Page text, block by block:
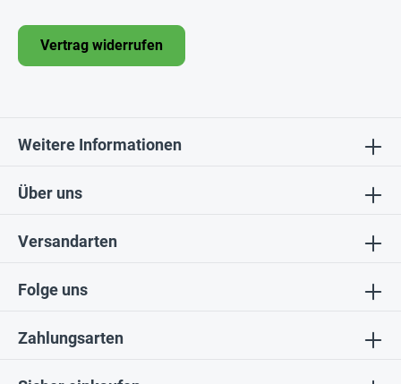
Folge uns
Über uns
Vertrag widerrufen
Weitere Informationen
Zahlungsarten
Versandarten